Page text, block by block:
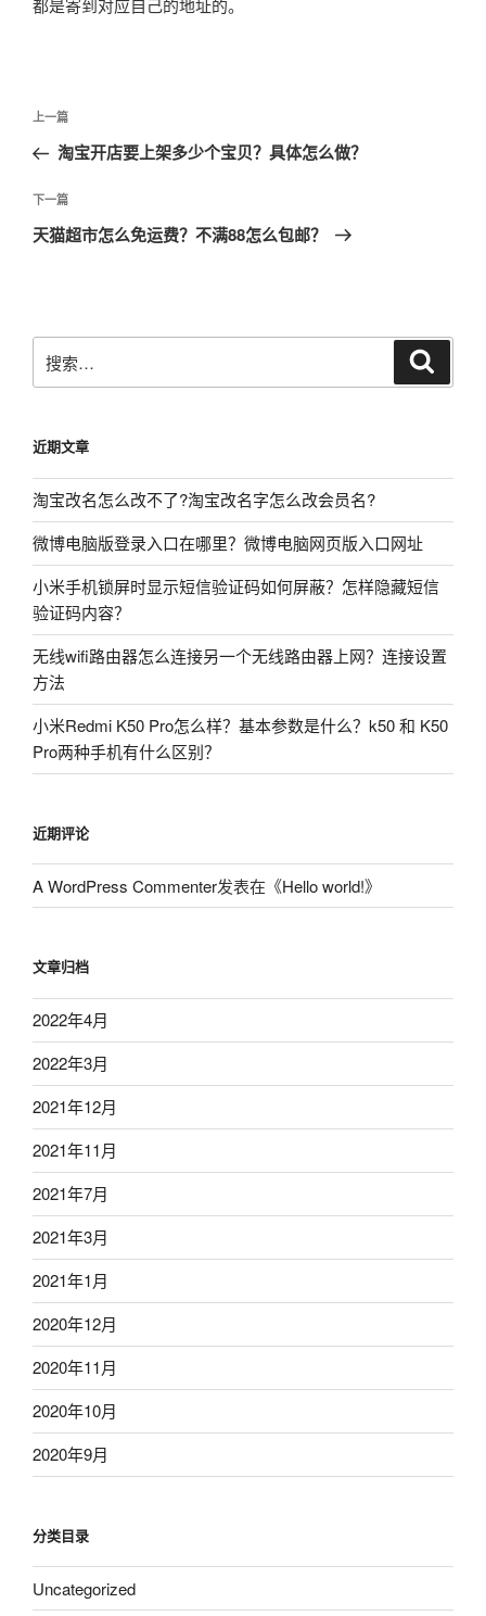
都是寄到对应自己的地址的。
文
导
航
上
一
文
章
上一篇
淘宝开店要上架多少个宝贝？具体怎么做？
下
一
下一篇
天猫超市怎么免运费？不满88怎么包邮？
搜
索：
近期文章
淘宝改名怎么改不了?淘宝改名字怎么改会员名?
微博电脑版登录入口在哪里？微博电脑网页版入口网址
小米手机锁屏时显示短信验证码如何屏蔽？怎样隐藏短信
验证码内容？
无线wifi路由器怎么连接另一个无线路由器上网？连接设置
方法
小米Redmi K50 Pro怎么样？基本参数是什么？k50 和 K50
Pro两种手机有什么区别？
近期评论
A WordPress Commenter发表在《Hello world!》
文章归档
2022年4月
2022年3月
2021年12月
2021年11月
2021年7月
2021年3月
2021年1月
2020年12月
2020年11月
2020年10月
2020年9月
分类目录
Uncategorized